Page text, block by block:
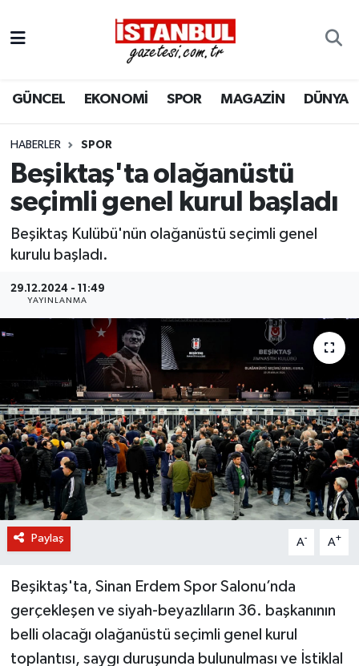
GÜNCEL EKONOMİ SPOR MAGAZİN DÜNYA
HABERLER SPOR
Beşiktaş'ta olağanüstü
seçimli genel kurul başladı
Beşiktaş Kulübü'nün olağanüstü seçimli genel
kurulu başladı.
29.12.2024 - 11:49
YAYINLANMA
Paylaş A- A+
Beşiktaş'ta, Sinan Erdem Spor Salonu’nda
gerçekleşen ve siyah-beyazlıların 36. başkanının
belli olacağı olağanüstü seçimli genel kurul
toplantısı, saygı duruşunda bulunulması ve İstiklal
EKONOMİ
İSTANBUL
DÜNYA
MAGAZİN
KÜLTÜR SANAT
BİLİM VE TEKNOLOJİ
OTOMOBİL
KURUMSAL
Nöbetçi Eczaneler
Hava Durumu
Trafik Durumu
Süper Lig Puan Durumu ve Fikstür
Son Dakika Haberleri
Haber Arşivi